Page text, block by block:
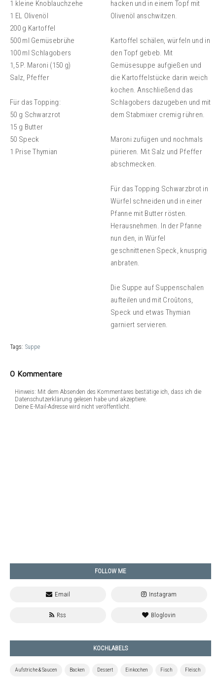
1 kleine Knoblauchzehe
1 EL Olivenöl
200 g Kartoffel
500 ml Gemüsebrühe
100 ml Schlagobers
1,5 P. Maroni (150 g)
Salz, Pfeffer
Für das Topping:
50 g Schwarzrot
15 g Butter
50 Speck
1 Prise Thymian
hacken und in einem Topf mit
Olivenöl anschwitzen.
Kartoffel schälen, würfeln und in
den Topf gebeb. Mit
Gemüsesuppe aufgießen und
die Kartoffelstücke darin weich
kochen. Anschließend das
Schlagobers dazugeben und mit
dem Stabmixer cremig rühren.
Maroni zufügen und nochmals
pürieren. Mit Salz und Pfeffer
abschmecken.
Für das Topping Schwarzbrot in
Würfel schneiden und in einer
Pfanne mit Butter rösten.
Herausnehmen. In der Pfanne
nun den, in Würfel
geschnittenen Speck, knusprig
anbraten.
Die Suppe auf Suppenschalen
aufteilen und mit Croûtons,
Speck und etwas Thymian
garniert servieren.
Tags: Suppe
0 Kommentare
Hinweis: Mit dem Absenden des Kommentares bestätige ich, dass ich die
Datenschutzerklärung gelesen habe und akzeptiere.
Deine E-Mail-Adresse wird nicht veröffentlicht.
FOLLOW ME
KOCHLABELS
Aufstriche & Saucen Backen Dessert Einkochen Fisch Fleisch